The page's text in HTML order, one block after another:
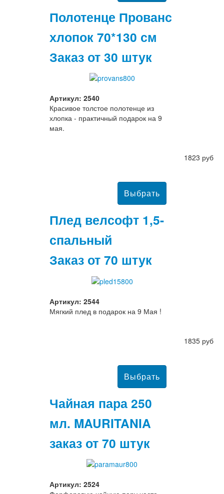
Полотенце Прованс
хлопок 70*130 см
Заказ от 30 штук
Артикул: 2540
Красивое толстое полотенце из
хлопка - практичный подарок на 9
мая.
1823 руб
Плед велсофт 1,5-
спальный
Заказ от 70 штук
Артикул: 2544
Мягкий плед в подарок на 9 Мая !
1835 руб
Чайная пара 250
мл. MAURITANIA
заказ от 70 штук
Артикул: 2524